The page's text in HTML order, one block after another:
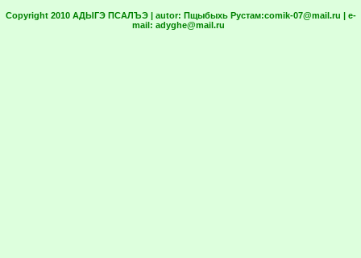
Copyright 2010 АДЫГЭ ПСАЛЪЭ | autor: Пщыбыхь Рустам:comik-07@mail.ru | e-
mail: adyghe@mail.ru